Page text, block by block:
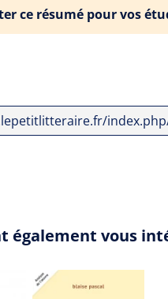
ce résumé pour vos
également vous